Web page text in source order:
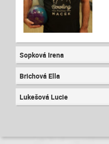
Sopková Irena
Brichová Ella
Lukešová Lucie